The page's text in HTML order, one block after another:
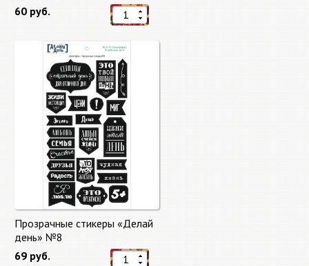
60 руб.
Прозрачные стикеры «Делай
день» №8
69 руб.